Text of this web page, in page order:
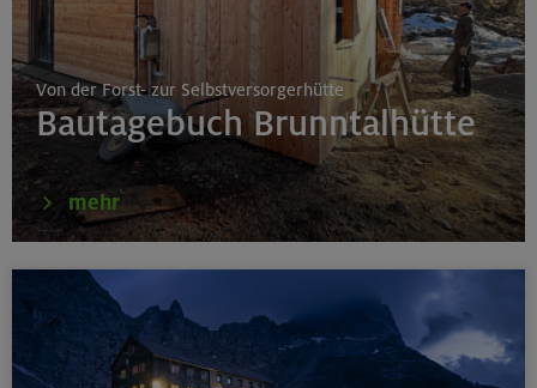
Von der Forst- zur Selbstversorgerhütte
Bautagebuch Brunntalhütte
mehr